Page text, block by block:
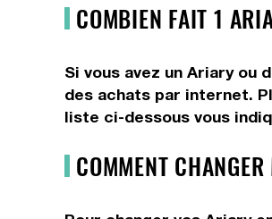
COMBIEN FAIT 1
Si vous avez un Ariary ou
des achats par internet.
liste ci-dessous vous
COMMENT